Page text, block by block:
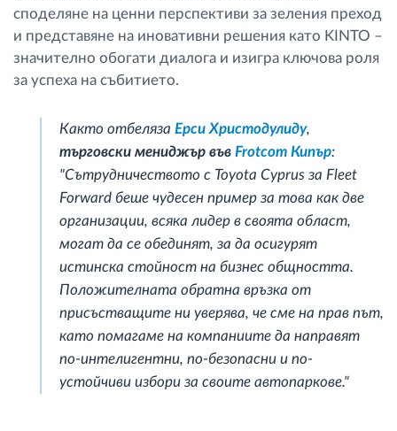
споделяне на ценни перспективи за зеления преход
и представяне на иновативни решения като KINTO –
значително обогати диалога и изигра ключова роля
за успеха на събитието.
Както отбеляза Ерси Христодулиду,
търговски мениджър във Frotcom Кипър:
"Сътрудничеството с Toyota Cyprus за Fleet
Forward беше чудесен пример за това как две
организации, всяка лидер в своята област,
могат да се обединят, за да осигурят
истинска стойност на бизнес общността.
Положителната обратна връзка от
присъстващите ни уверява, че сме на прав път,
като помагаме на компаниите да направят
по-интелигентни, по-безопасни и по-
устойчиви избори за своите автопаркове."